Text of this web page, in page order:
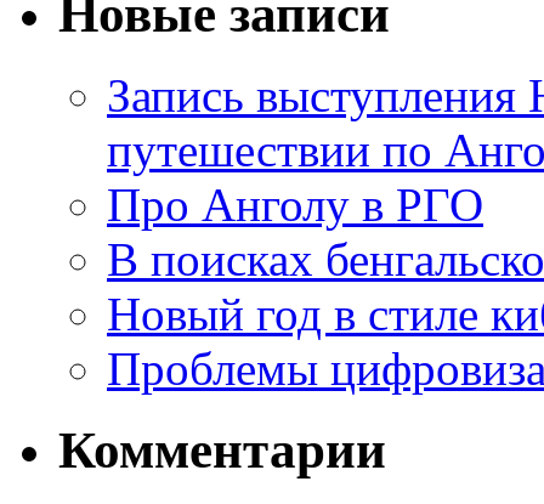
Новые записи
Запись
путешествии по
Про Анголу в РГО
В поисках
Новый год в стиле
Проблемы
Комментарии